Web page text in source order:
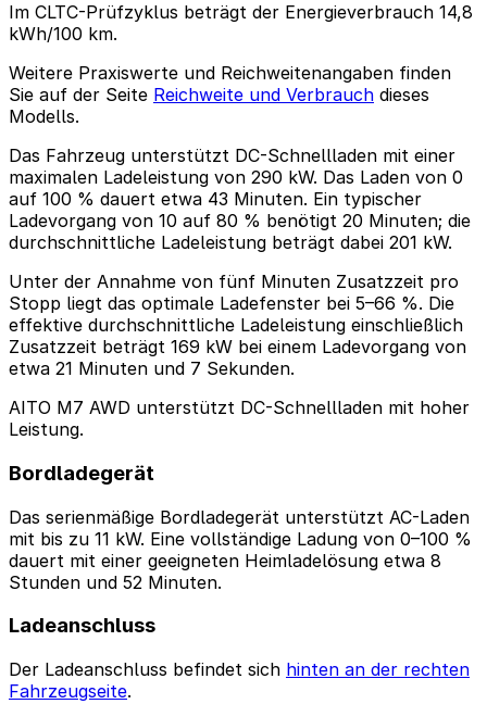
Im CLTC-Prüfzyklus beträgt der Energieverbrauch 14,8
kWh/100 km.
Weitere Praxiswerte und Reichweitenangaben finden
Sie auf der Seite Reichweite und Verbrauch dieses
Modells.
Das Fahrzeug unterstützt DC-Schnellladen mit einer
maximalen Ladeleistung von 290 kW. Das Laden von 0
auf 100 % dauert etwa 43 Minuten. Ein typischer
Ladevorgang von 10 auf 80 % benötigt 20 Minuten; die
durchschnittliche Ladeleistung beträgt dabei 201 kW.
Unter der Annahme von fünf Minuten Zusatzzeit pro
Stopp liegt das optimale Ladefenster bei 5–66 %. Die
effektive durchschnittliche Ladeleistung einschließlich
Zusatzzeit beträgt 169 kW bei einem Ladevorgang von
etwa 21 Minuten und 7 Sekunden.
AITO M7 AWD unterstützt DC-Schnellladen mit hoher
Leistung.
Bordladegerät
Das serienmäßige Bordladegerät unterstützt AC-Laden
mit bis zu 11 kW. Eine vollständige Ladung von 0–100 %
dauert mit einer geeigneten Heimladelösung etwa 8
Stunden und 52 Minuten.
Ladeanschluss
Der Ladeanschluss befindet sich hinten an der rechten
Fahrzeugseite.